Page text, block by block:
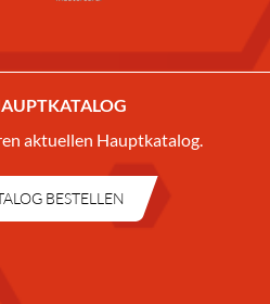
aktuellen Hauptkatalog.
BESTELLEN